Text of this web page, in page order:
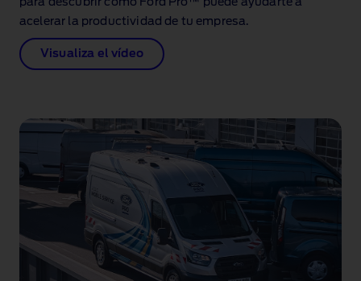
para descubrir cómo Ford Pro™ puede ayudarte a
acelerar la productividad de tu empresa.
Visualiza el vídeo